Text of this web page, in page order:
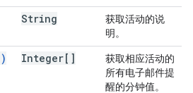
String
获取活动的说
明。
) Integer[]
获取相应活动的
所有电子邮件提
醒的分钟值。